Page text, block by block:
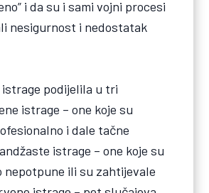
i da su i sami vojni procesi
nesigurnost i nedostatak
istrage podijelila u tri
istrage – one koje su
i dale tačne
istrage – one koje su
nepotpune ili su zahtijevale